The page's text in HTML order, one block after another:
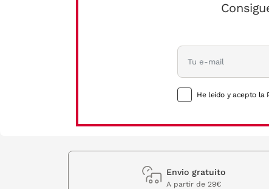
He leído y acepto la
Envio gratuito
A partir de 29€